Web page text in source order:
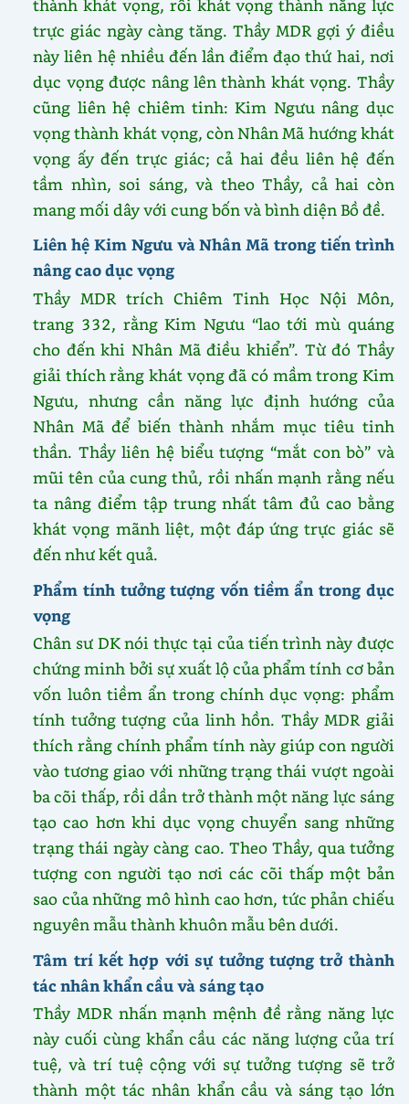
thành khát vọng, rồi khát vọng thành năng lực
trực giác ngày càng tăng. Thầy MDR gợi ý điều
này liên hệ nhiều đến lần điểm đạo thứ hai, nơi
dục vọng được nâng lên thành khát vọng. Thầy
cũng liên hệ chiêm tinh: Kim Ngưu nâng dục
vọng thành khát vọng, còn Nhân Mã hướng khát
vọng ấy đến trực giác; cả hai đều liên hệ đến
tầm nhìn, soi sáng, và theo Thầy, cả hai còn
mang mối dây với cung bốn và bình diện Bồ đề.
Liên hệ Kim Ngưu và Nhân Mã trong tiến trình
nâng cao dục vọng
Thầy MDR trích Chiêm Tinh Học Nội Môn,
trang 332, rằng Kim Ngưu “lao tới mù quáng
cho đến khi Nhân Mã điều khiển”. Từ đó Thầy
giải thích rằng khát vọng đã có mầm trong Kim
Ngưu, nhưng cần năng lực định hướng của
Nhân Mã để biến thành nhắm mục tiêu tinh
thần. Thầy liên hệ biểu tượng “mắt con bò” và
mũi tên của cung thủ, rồi nhấn mạnh rằng nếu
ta nâng điểm tập trung nhất tâm đủ cao bằng
khát vọng mãnh liệt, một đáp ứng trực giác sẽ
đến như kết quả.
Phẩm tính tưởng tượng vốn tiềm ẩn trong dục
vọng
Chân sư DK nói thực tại của tiến trình này được
chứng minh bởi sự xuất lộ của phẩm tính cơ bản
vốn luôn tiềm ẩn trong chính dục vọng: phẩm
tính tưởng tượng của linh hồn. Thầy MDR giải
thích rằng chính phẩm tính này giúp con người
vào tương giao với những trạng thái vượt ngoài
ba cõi thấp, rồi dần trở thành một năng lực sáng
tạo cao hơn khi dục vọng chuyển sang những
trạng thái ngày càng cao. Theo Thầy, qua tưởng
tượng con người tạo nơi các cõi thấp một bản
sao của những mô hình cao hơn, tức phản chiếu
nguyên mẫu thành khuôn mẫu bên dưới.
Tâm trí kết hợp với sự tưởng tượng trở thành
tác nhân khẩn cầu và sáng tạo
Thầy MDR nhấn mạnh mệnh đề rằng năng lực
này cuối cùng khẩn cầu các năng lượng của trí
tuệ, và trí tuệ cộng với sự tưởng tượng sẽ trở
thành một tác nhân khẩn cầu và sáng tạo lớn